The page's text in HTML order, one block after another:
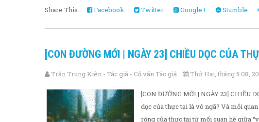
Share This: Facebook Twitter Google+ Stumble
[CON ĐƯỜNG MỚI | NGÀY 23] CHIỀU DỌC CỦA
Trần Trung Kiên - Tác giả - Cố vấn Tác giả Thứ Hai, tháng 5 08,
[CON ĐƯỜNG MỚI | NGÀY 23] CHIỀU
dọc của thực tại là vô ngã? Và mối
rộng của thực tại từ mối quan hệ giữa